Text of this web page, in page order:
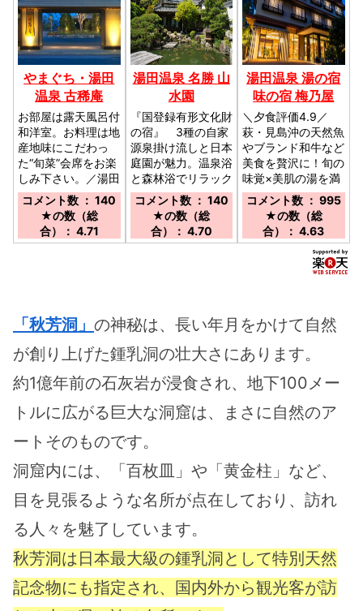
やまぐち・湯田
温泉 古稀庵
お部屋は露天風呂付
和洋室。お料理は地
産地味にこだわっ
た“旬菜”会席をお楽
しみ下さい。／湯田
温泉駅から徒歩で１
０分／お車で３分
コメント数 ： 140
★の数（総
合）： 4.71
湯田温泉 名勝 山
水園
『国登録有形文化財
の宿』 3種の自家
源泉掛け流しと日本
庭園が魅力。温泉浴
と森林浴でリラック
ス。／湯田温泉駅よ
りお車にて5分／中
国自動車道：山口IC
より約20分／中国
コメント数 ： 140
★の数（総
合）： 4.70
湯田温泉 湯の宿
味の宿 梅乃屋
＼夕食評価4.9／
萩・見島沖の天然魚
やブランド和牛など
美食を贅沢に！旬の
味覚×美肌の湯を満
喫♪／ＪＲ山口線湯
田温泉駅より徒歩約
１０分／中国自動車
道小郡ＩＣより湯田
市街へ１０分／コン
ビニやドラッグスト
コメント数 ： 995
★の数（総
合）： 4.63
「秋芳洞」 の神秘は、長い年月をかけて自然
が創り上げた鍾乳洞の壮大さにあります。
約1億年前の石灰岩が浸食され、地下100メー
トルに広がる巨大な洞窟は、まさに自然のア
ートそのものです。
洞窟内には、「百枚皿」や「黄金柱」など、
目を見張るような名所が点在しており、訪れ
る人々を魅了しています。
秋芳洞は日本最大級の鍾乳洞として特別天然
記念物にも指定され、国内外から観光客が訪